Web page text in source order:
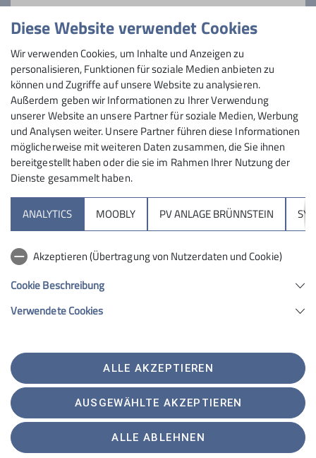
Fitness.
Maximale Teilnehmeranzahl
30
Sektion
Hochrieshütte
Sektion Rosenheim des Deutschen Alpenvereins e.V.
Telefon +4980312716030
Datenschutz-Einstellungen
Datenschutz
Impressum
Erklärung zur Barrierefreiheit
Diese Website verwendet Cookies
Wir verwenden Cookies, um Inhalte und Anzeigen zu
personalisieren, Funktionen für soziale Medien anbieten zu
können und Zugriffe auf unsere Website zu analysieren.
Außerdem geben wir Informationen zu Ihrer Verwendung
unserer Website an unsere Partner für soziale Medien, Werbung
und Analysen weiter. Unsere Partner führen diese Informationen
möglicherweise mit weiteren Daten zusammen, die Sie ihnen
bereitgestellt haben oder die sie im Rahmen Ihrer Nutzung der
Dienste gesammelt haben.
ANALYTICS MOOBLY PV ANLAGE BRÜNNSTEIN
Akzeptieren (Übertragung von Nutzerdaten und Cookie)
Cookie Beschreibung
Verwendete Cookies
ALLE AKZEPTIEREN
AUSGEWÄHLTE AKZEPTIEREN
ALLE ABLEHNEN